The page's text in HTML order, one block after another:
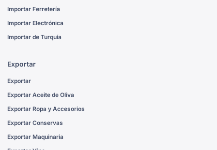
Importar Ferretería
Importar Electrónica
Importar de Turquía
Exportar
Exportar
Exportar Aceite de Oliva
Exportar Ropa y Accesorios
Exportar Conservas
Exportar Maquinaria